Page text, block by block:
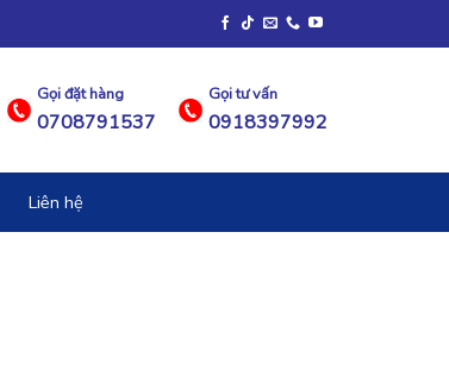
Gọi đặt hàng
0708791537
Gọi tư vấn
0918397992
Liên hệ